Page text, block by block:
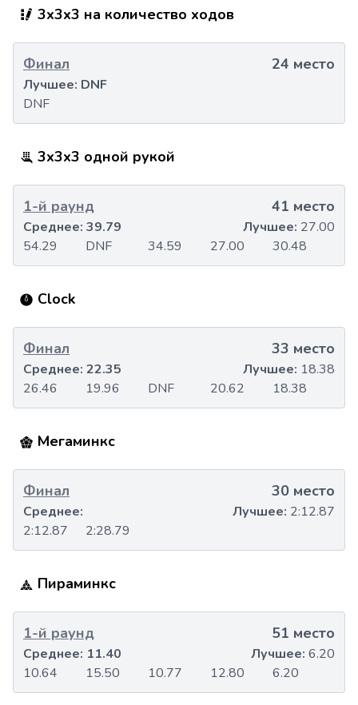
3x3x3 на количество ходов
Финал 24 место
DNF
Лучшее: DNF
3x3x3 одной рукой
1-й раунд 41 место
54.29 DNF 34.59 27.00 30.48
Среднее: 39.79 Лучшее: 27.00
Clock
Финал 33 место
26.46 19.96 DNF 20.62 18.38
Среднее: 22.35 Лучшее: 18.38
Мегаминкс
Финал 30 место
2:12.87 2:28.79
Среднее: Лучшее: 2:12.87
Пираминкс
1-й раунд 51 место
10.64 15.50 10.77 12.80 6.20
Среднее: 11.40 Лучшее: 6.20